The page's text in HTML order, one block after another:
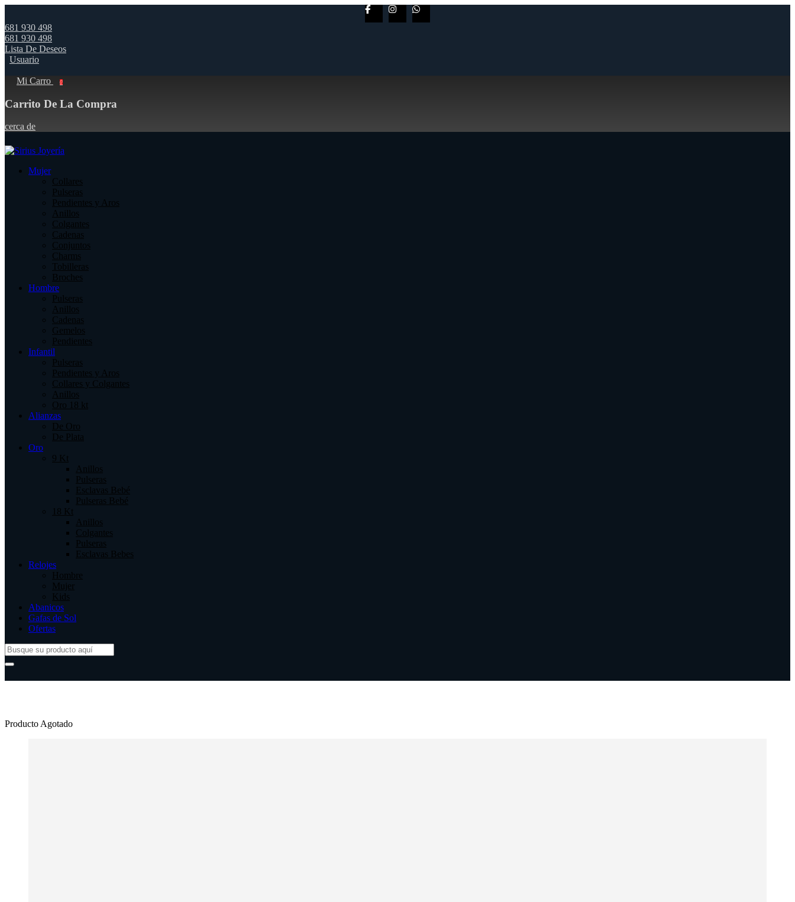
681 930 498
681 930 498
Lista De Deseos
Usuario
Mi Carro 0
Carrito De La Compra
cerca de
Mujer
Collares
Pulseras
Pendientes y Aros
Anillos
Colgantes
Cadenas
Conjuntos
Charms
Tobilleras
Broches
Hombre
Pulseras
Anillos
Cadenas
Gemelos
Pendientes
Infantil
Pulseras
Pendientes y Aros
Collares y Colgantes
Anillos
Oro 18 kt
Alianzas
De Oro
De Plata
Oro
9 Kt
Anillos
Pulseras
Esclavas Bebé
Pulseras Bebé
18 Kt
Anillos
Colgantes
Pulseras
Esclavas Bebes
Relojes
Hombre
Mujer
Kids
Abanicos
Gafas de Sol
Ofertas
Producto Agotado